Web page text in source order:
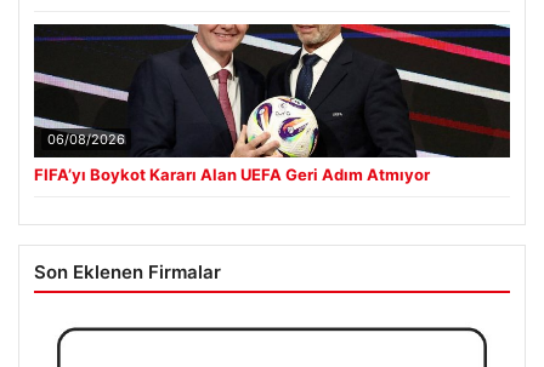
06/08/2026
FIFA’yı Boykot Kararı Alan UEFA Geri Adım Atmıyor
Son Eklenen Firmalar